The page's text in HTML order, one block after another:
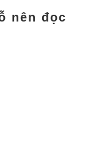
nên đọc